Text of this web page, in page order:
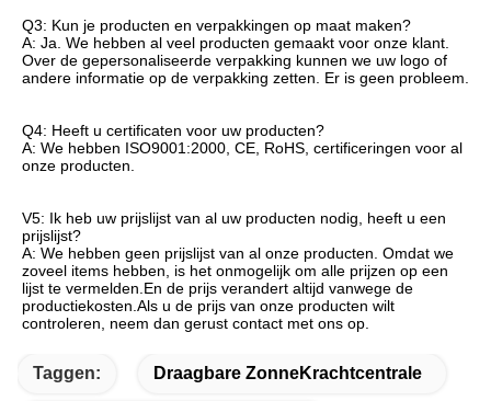
Q3: Kun je producten en verpakkingen op maat maken?
A: Ja. We hebben al veel producten gemaakt voor onze klant.
Over de gepersonaliseerde verpakking kunnen we uw logo of
andere informatie op de verpakking zetten. Er is geen probleem.
Q4: Heeft u certificaten voor uw producten?
A: We hebben ISO9001:2000, CE, RoHS, certificeringen voor al
onze producten.
V5: Ik heb uw prijslijst van al uw producten nodig, heeft u een
prijslijst?
A: We hebben geen prijslijst van al onze producten. Omdat we
zoveel items hebben, is het onmogelijk om alle prijzen op een
lijst te vermelden.En de prijs verandert altijd vanwege de
productiekosten.Als u de prijs van onze producten wilt
controleren, neem dan gerust contact met ons op.
Taggen: Draagbare ZonneKrachtcentrale